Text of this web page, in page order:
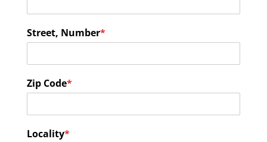
Street, Number*
Zip Code*
Locality*